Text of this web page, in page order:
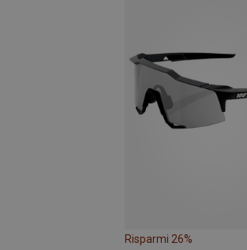
Risparmi 26%